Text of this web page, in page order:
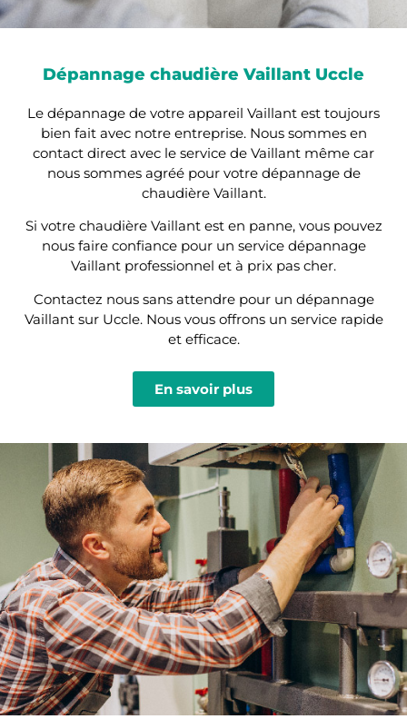
Dépannage chaudière Vaillant Uccle
Le dépannage de votre appareil Vaillant est toujours
bien fait avec notre entreprise. Nous sommes en
contact direct avec le service de Vaillant même car
nous sommes agréé pour votre dépannage de
chaudière Vaillant.
Si votre chaudière Vaillant est en panne, vous pouvez
nous faire confiance pour un service dépannage
Vaillant professionnel et à prix pas cher.
Contactez nous sans attendre pour un dépannage
Vaillant sur Uccle. Nous vous offrons un service rapide
et efficace.
En savoir plus